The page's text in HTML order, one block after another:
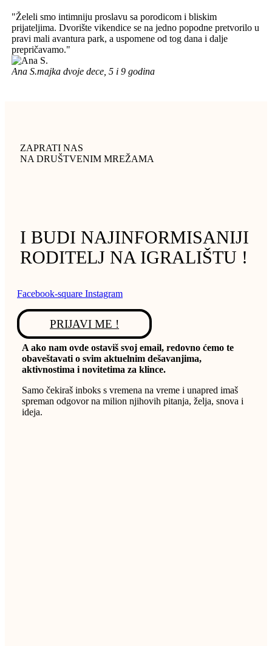
"Želeli smo intimniju proslavu sa porodicom i bliskim
prijateljima. Dvorište vikendice se na jedno popodne pretvorilo u
pravi mali avantura park, a uspomene od tog dana i dalje
prepričavamo."
Ana S.majka dvoje dece, 5 i 9 godina
ZAPRATI NAS
NA DRUŠTVENIM MREŽAMA
I BUDI NAJINFORMISANIJI
RODITELJ NA IGRALIŠTU !
Facebook-square Instagram
PRIJAVI ME !
A ako nam ovde ostaviš svoj email, redovno ćemo te
obaveštavati o svim aktuelnim dešavanjima,
aktivnostima i novitetima za klince.
Samo čekiraš inboks s vremena na vreme i unapred imaš
spreman odgovor na milion njihovih pitanja, želja, snova i
ideja.